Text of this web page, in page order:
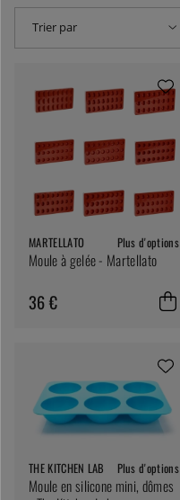
Trier par
MARTELLATO Plus d'options
Moule à gelée - Martellato
36 €
THE KITCHEN LAB Plus d'options
Moule en silicone mini, dômes